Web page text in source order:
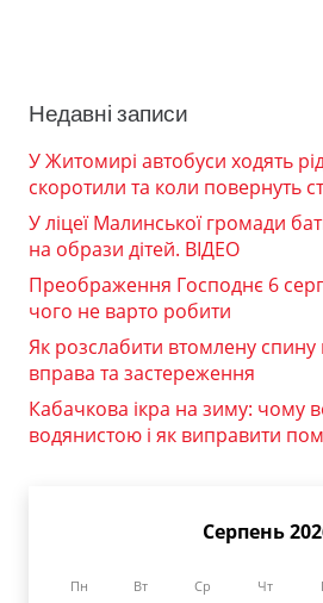
Недавні записи
У Житомирі автобуси ходять
скоротили та коли повернуть
У ліцеї Малинської громади
на образи дітей. ВІДЕО
Преображення Господнє 6
чого не варто робити
Як розслабити втомлену
вправа та застереження
Кабачкова ікра на зиму: чому
водянистою і як виправити
Серпень
Пн Вт Ср Чт